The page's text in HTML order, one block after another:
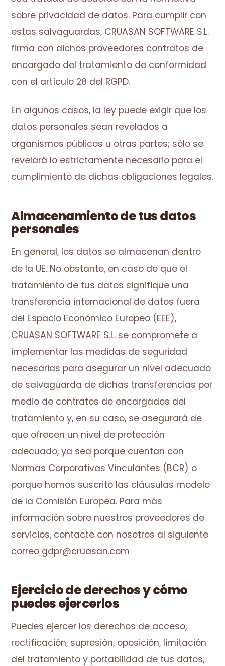
sobre privacidad de datos. Para cumplir con
estas salvaguardas, CRUASAN SOFTWARE S.L.
firma con dichos proveedores contratos de
encargado del tratamiento de conformidad
con el artículo 28 del RGPD.
En algunos casos, la ley puede exigir que los
datos personales sean revelados a
organismos públicos u otras partes; sólo se
revelará lo estrictamente necesario para el
cumplimiento de dichas obligaciones legales.
Almacenamiento de tus datos
personales
En general, los datos se almacenan dentro
de la UE. No obstante, en caso de que el
tratamiento de tus datos signifique una
transferencia internacional de datos fuera
del Espacio Económico Europeo (EEE),
CRUASAN SOFTWARE S.L. se compromete a
implementar las medidas de seguridad
necesarias para asegurar un nivel adecuado
de salvaguarda de dichas transferencias por
medio de contratos de encargados del
tratamiento y, en su caso, se asegurará de
que ofrecen un nivel de protección
adecuado, ya sea porque cuentan con
Normas Corporativas Vinculantes (BCR) o
porque hemos suscrito las cláusulas modelo
de la Comisión Europea. Para más
información sobre nuestros proveedores de
servicios, contacte con nosotros al siguiente
correo gdpr@cruasan.com
Ejercicio de derechos y cómo
puedes ejercerlos
Puedes ejercer los derechos de acceso,
rectificación, supresión, oposición, limitación
del tratamiento y portabilidad de tus datos,